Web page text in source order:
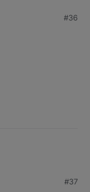
#36
#37